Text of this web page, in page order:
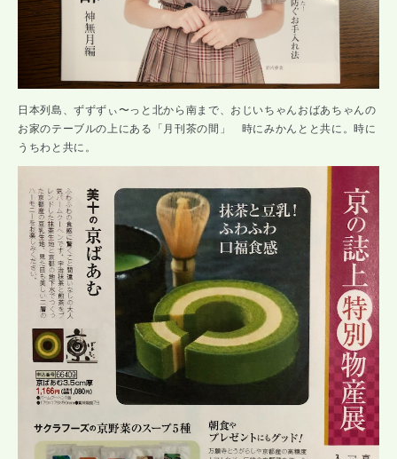
日本列島、ずずずぃ〜っと北から南まで、おじいちゃんおばあちゃんの
お家のテーブルの上にある「月刊茶の間」 時にみかんとと共に。時に
うちわと共に。